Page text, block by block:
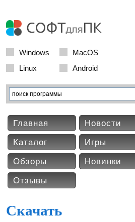
Windows
MacOS
Linux
Android
Главная
Новости
Каталог
Игры
Обзоры
Новинки
Отзывы
Скачать